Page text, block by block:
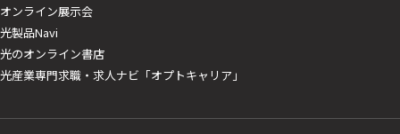
オンライン展示会
光製品Navi
光のオンライン書店
光産業専門求職・求人ナビ「オプトキャリア」